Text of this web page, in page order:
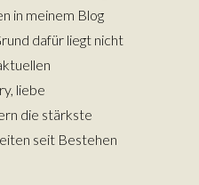
in meinem Blog
dafür liegt nicht
liebe
die stärkste
seit Bestehen